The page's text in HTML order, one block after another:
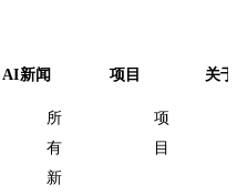
AI新闻
所
有
新
项目
项
目
关于